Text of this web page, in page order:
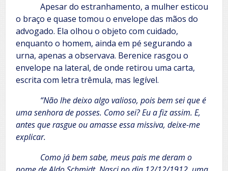
Apesar do estranhamento, a mulher esticou
o braço e quase tomou o envelope das mãos do
advogado. Ela olhou o objeto com cuidado,
enquanto o homem, ainda em pé segurando a
urna, apenas a observava. Berenice rasgou o
envelope na lateral, de onde retirou uma carta,
escrita com letra trêmula, mas legível.
“Não lhe deixo algo valioso, pois bem sei que é
uma senhora de posses. Como sei? Eu a fiz assim. E,
antes que rasgue ou amasse essa missiva, deixe-me
explicar.
Como já bem sabe, meus pais me deram o